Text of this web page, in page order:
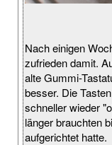
Nach einigen
zufrieden damit.
alte Gummi-
besser. Die
schneller wieder
länger brauchten
aufgerichtet hatte.